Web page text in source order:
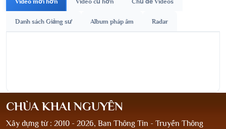
Danh sách Giảng sư Album pháp âm Radar
CHÙA KHAI NGUYÊN
Xây dựng từ : 2010 - 2026, Ban Thông Tin - Truyền Thông